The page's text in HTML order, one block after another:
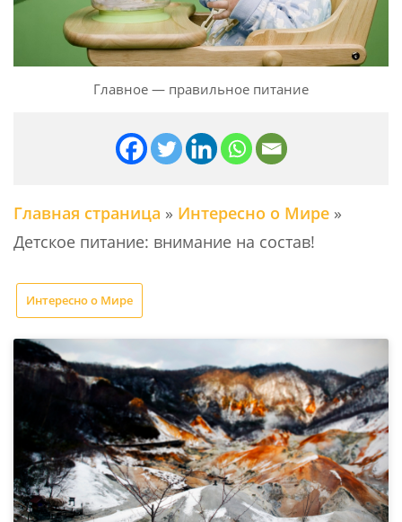
Главное — правильное питание
Главная страница » Интересно о Мире »
Детское питание: внимание на состав!
Интересно о Мире